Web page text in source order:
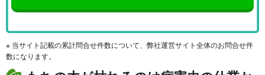
※ 当サイト記載の累計問合せ件数について、弊社運営サイト全体のお問合せ件
数になります。